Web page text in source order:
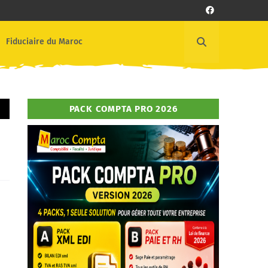
Fiduciaire du Maroc
PACK COMPTA PRO 2026